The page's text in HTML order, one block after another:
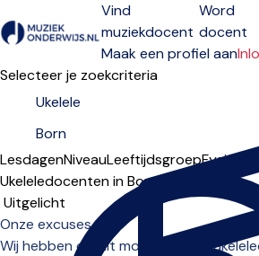
Open menu
Vind
muziekdocent
Word
docent
Maak een profiel aan
Selecteer je zoekcriteria
LesdagenNiveauLeeftijdsgroepFysiek
Ukeleledocenten in Born
Sorteervolgorde
Onze excuses...
Wij hebben op dit moment geen